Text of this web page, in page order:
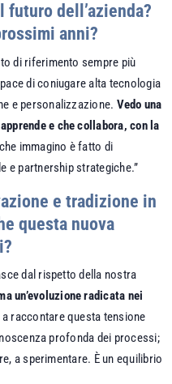
dell’azienda?
anni?
di riferimento sempre più
di coniugare alta tecnologia
e personalizzazione. Vedo una
e che collabora, con la
immagino è fatto di
e partnership strategiche.”
e tradizione in
questa nuova
dal rispetto della nostra
un’evoluzione radicata nei
raccontare questa tensione
profonda dei processi;
a sperimentare. È un equilibrio